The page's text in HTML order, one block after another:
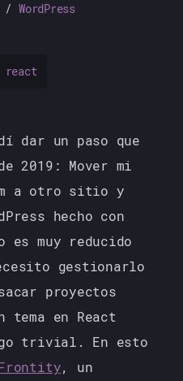
WordPress
react
dar un paso que
2019: Mover mi
a otro sitio y
hecho con
es muy reducido
gestionarlo
proyectos
tema en React
trivial. En esto
, un